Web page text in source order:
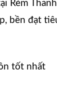
Rèm
bền đạt
tốt nhất